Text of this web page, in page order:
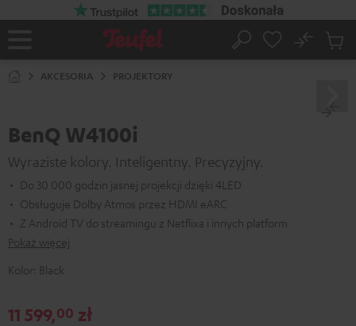
Strona
Szukaj
No
AKCESORIA PROJEKTORY
BenQ W4100i
Wyraziste kolory. Inteligentny. Precyzyjny.
Do 30 000 godzin jasnej projekcji dzięki 4LED
Obsługuje Dolby Atmos przez HDMI eARC
Z Android TV do streamingu z Netflixa i innych platform
Pokaż więcej
Kolor: Black
11 599,00 zł